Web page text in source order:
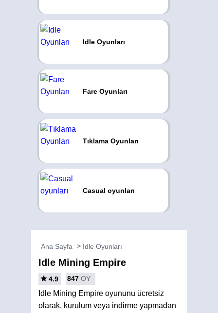
Idle Oyunları
Fare Oyunları
Tıklama Oyunları
Casual oyunları
Ana Sayfa Idle Oyunları
Idle Mining Empire
4.9 847 OY
Idle Mining Empire oyununu ücretsiz
olarak, kurulum veya indirme yapmadan